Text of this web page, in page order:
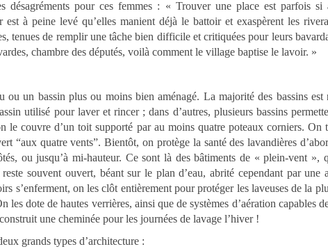
désagréments pour ces femmes : « Trouver une place est parfois si
à peine levé qu’elles manient déjà le battoir et exaspèrent les
tenues de remplir une tâche bien difficile et critiquées pour leurs
chambre des députés, voilà comment le village baptise le lavoir. »
un bassin plus ou moins bien aménagé. La majorité des bassins est
utilisé pour laver et rincer ; dans d’autres, plusieurs bassins
le couvre d’un toit supporté par au moins quatre poteaux corniers. On
“aux quatre vents”. Bientôt, on protège la santé des lavandières
ou jusqu’à mi-hauteur. Ce sont là des bâtiments de « plein-vent »,
souvent ouvert, béant sur le plan d’eau, abrité cependant par une
s’enferment, on les clôt entièrement pour protéger les laveuses de la
les dote de hautes verrières, ainsi que de systèmes d’aération capables
une cheminée pour les journées de lavage l’hiver !
grands types d’architecture :